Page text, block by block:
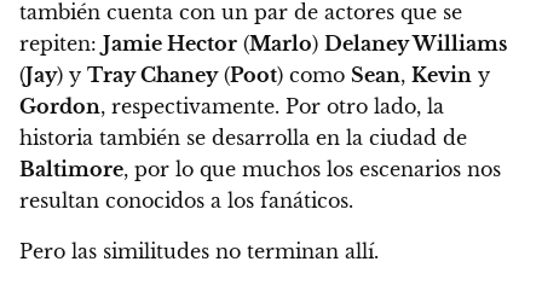
también cuenta con un par de actores que se
repiten: Jamie Hector (Marlo) Delaney Williams
(Jay) y Tray Chaney(Poot) como Sean, Kevin y
Gordon, respectivamente. Por otro lado, la
historia también se desarrolla en la ciudad de
Baltimore, por lo que muchos los escenarios nos
resultan conocidos a los fanáticos.
Pero las similitudes no terminan allí.